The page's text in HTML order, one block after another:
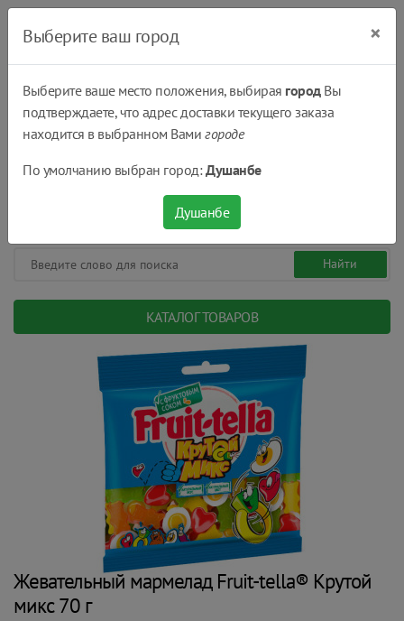
КАТАЛОГ ТОВАРОВ
Жевательный мармелад Fruit-tella® Крутой
микс 70 г
Выберите ваш город ×
Выберите ваше место положения, выбирая городВы
подтверждаете, что адрес доставки текущего заказа
находится в выбранном Вамигороде
По умолчанию выбран город:Душанбе
Душанбе